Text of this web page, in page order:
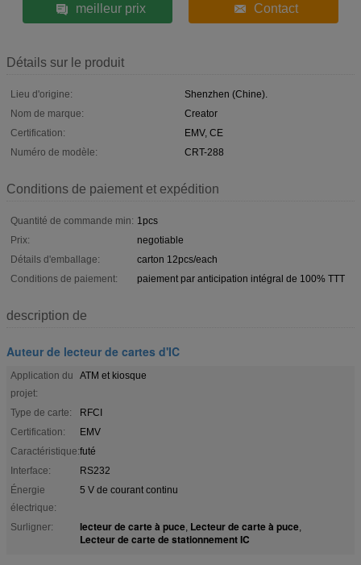
meilleur prix Contact
Détails sur le produit
Lieu d'origine:
Shenzhen (Chine).
Nom de marque:
Creator
Certification:
EMV, CE
Numéro de modèle:
CRT-288
Conditions de paiement et expédition
Quantité de commande min: 1pcs
Prix:
negotiable
Détails d'emballage:
carton 12pcs/each
Conditions de paiement:
paiement par anticipation intégral de 100% TTT
description de
Auteur de lecteur de cartes d'IC
Application du
projet:
ATM et kiosque
Type de carte:
RFCI
Certification:
EMV
Caractéristique:futé
Interface:
RS232
Énergie
électrique:
5 V de courant continu
Surligner: lecteur de carte à puce, Lecteur de carte à puce,
Lecteur de carte de stationnement IC